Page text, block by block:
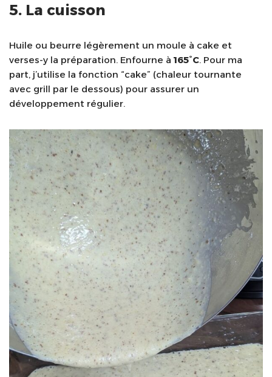
5. La cuisson
Huile ou beurre légèrement un moule à cake et
verses-y la préparation. Enfourne à 165°C. Pour ma
part, j’utilise la fonction “cake” (chaleur tournante
avec grill par le dessous) pour assurer un
développement régulier.